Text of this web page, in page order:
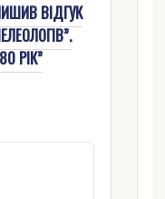
ВІДГУК
РІК”